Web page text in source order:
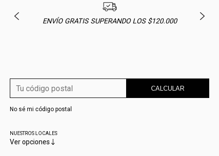
ENVÍO GRATIS SUPERANDO LOS $120.000
CALCULAR
No sé mi código postal
NUESTROS LOCALES
Ver opciones